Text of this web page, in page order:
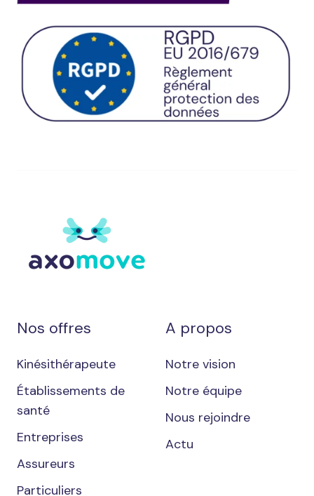
Nos offres
Kinésithérapeute
Établissements de
santé
Entreprises
Assureurs
Particuliers
A propos
Notre vision
Notre équipe
Nous rejoindre
Actu